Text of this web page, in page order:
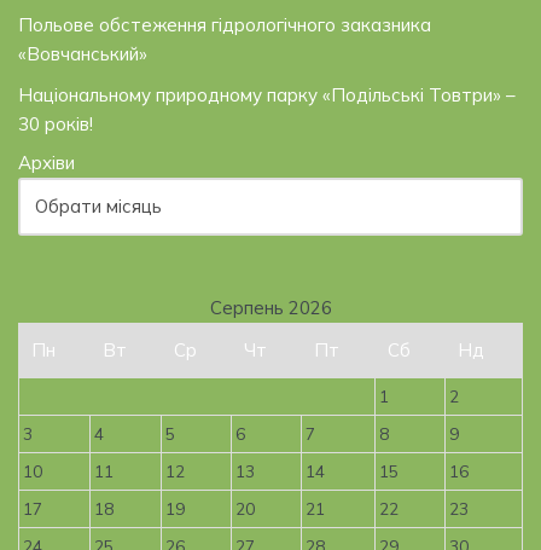
Польове обстеження гідрологічного заказника
«Вовчанський»
Національному природному парку «Подільські Товтри» –
30 років!
Архіви
Серпень 2026
Пн
Вт Ср Чт Пт Сб Нд
1
2
3
4 5 6 7 8
9
10
11 12 13 14 15
16
17
18 19 20 21 22
23
24
25 26 27 28 29 30